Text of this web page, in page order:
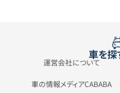
車を探
運営会社について
車の情報メディアCABABA